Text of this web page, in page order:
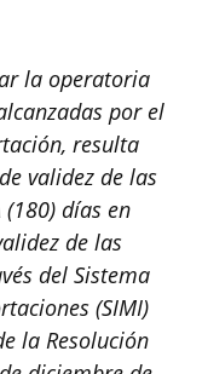
la operatoria
por el
resulta
validez de las
(180) días en
de las
del Sistema
(SIMI)
la Resolución